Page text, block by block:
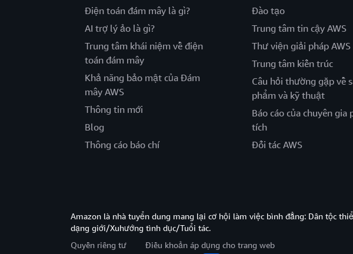
Điện toán đám mây là gì?
AI trợ lý ảo là gì?
Trung tâm khái niệm về điện
toán đám mây
Khả năng bảo mật của Đám
mây AWS
Thông tin mới
Blog
Thông cáo báo chí
Đào tạo
Trung tâm tin cậy AWS
Thư viện giải pháp AWS
Trung tâm kiến trúc
Câu hỏi thường gặp về
phẩm và kỹ thuật
Báo cáo của chuyên gia
tích
Đối tác AWS
Amazon là nhà tuyển dung mang lại cơ hội làm việc bình đẳng: Dân tộc
dạng giới/Xuhướng tình dục/Tuổi tác.
Quyền riêng tư
Điều khoản áp dụng cho trang web